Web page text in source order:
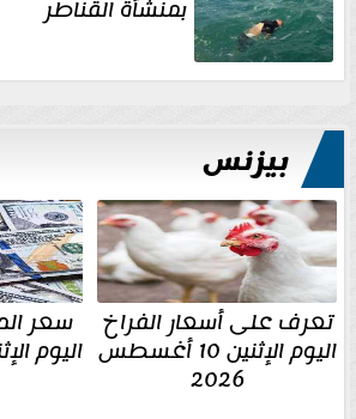
بمنشأة القناطر
بيزنس
تعرف على أسعار الفراخ
اليوم الإثنين 10 أغسطس
2026
سعر